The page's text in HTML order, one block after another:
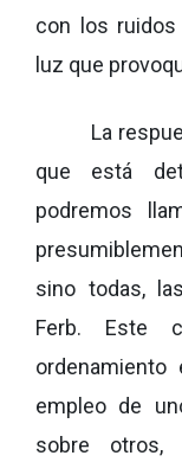
con los ruidos
luz que
La
que está
podremos
sino todas,
Ferb. Este
ordenamiento
empleo de
sobre otros,